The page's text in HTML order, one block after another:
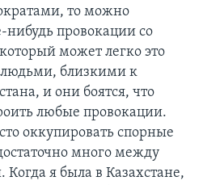
то можно
нибудь провокации со
может легко это
людьми, близкими к
и они боятся, что
любые провокации.
оккупировать спорные
много между
я была в Казахстане,